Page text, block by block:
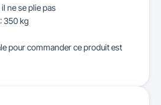
ne se plie pas
350 kg
pour commander ce produit est